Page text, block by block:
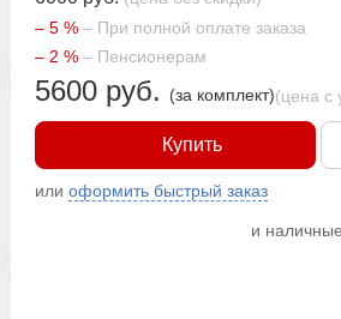
– 5 % – При полной оплате заказа
– 2 % – Пенсионерам
5600 руб. (за комплект)(цена с
Купить
илиоформить быстрый заказ
и наличные